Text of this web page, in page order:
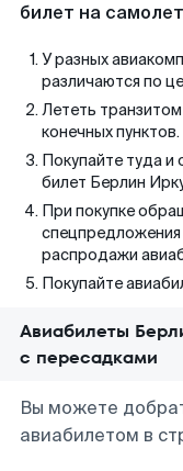
билет на
У разных
различаются по
Лететь
конечных пунктов.
Покупайте туда и
билет Берлин
При покупке
спецпредложения
распродажи
Покупайте
Авиабилеты
с пересадками
Вы можете
авиабилетом в